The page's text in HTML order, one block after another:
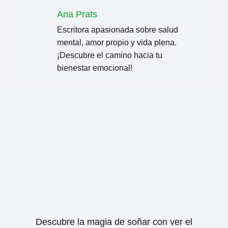
Ana Prats
Escritora apasionada sobre salud
mental, amor propio y vida plena.
¡Descubre el camino hacia tu
bienestar emocional!
Descubre la magia de soñar con ver el